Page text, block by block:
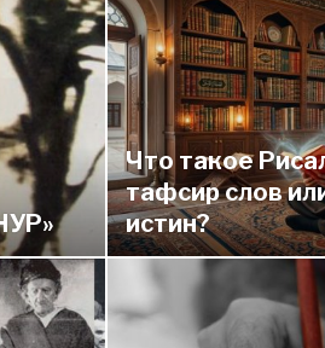
РИСАЛЕ-И
В
Что такое
тафсир слов
истин?